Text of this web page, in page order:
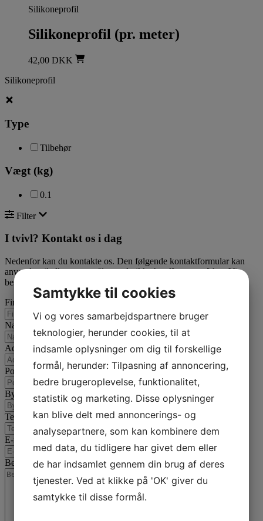
Silikoneprofil
Silikoneprofil (pr. meter)
42,00 DKK
Silikoneprofil
Type
Tilbehør
Vægt (kg)
0.1
Filter
I tvivl? Kontakt os i dag
Nedenfor kan du kontakte os. Den følgende kontaktformular kan
anvendes til alle spørgsmål som du ikke har fået svar på her. Vi
bestræber os på at besvare alle henvendelser indenfor 24 timer.
Firmanavn
Navn
Adresse
Postnummer
By
Telefon
E-mail
Besked *
Samtykke til cookies
Vi og vores samarbejdspartnere bruger
teknologier, herunder cookies, til at
indsamle oplysninger om dig til forskellige
formål, herunder: Tilpasning af annoncering,
bedre brugeroplevelse, funktionalitet,
statistik og marketing. Disse oplysninger
kan blive delt med annoncerings- og
analysepartnere, som kan kombinere dem
med data, du tidligere har givet dem eller
de har indsamlet gennem din brug af deres
tjenester. Ved at klikke på 'OK' giver du
samtykke til disse formål.